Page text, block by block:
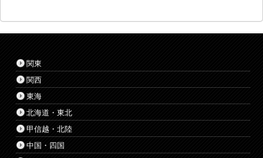
関東
関西
東海
北海道・東北
甲信越・北陸
中国・四国